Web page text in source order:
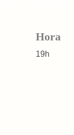
Hora
19h